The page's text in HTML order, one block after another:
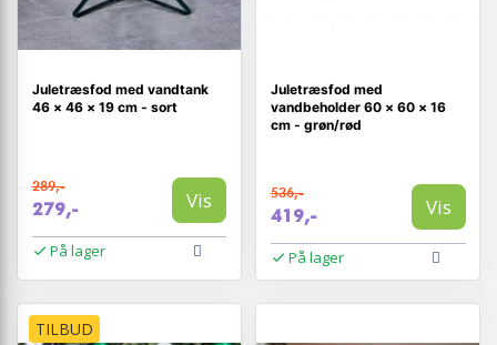
Juletræsfod med vandtank
46 × 46 × 19 cm - sort
289,-
279,- Vis
På lager
Juletræsfod med
vandbeholder 60 × 60 × 16
cm - grøn/rød
536,-
419,- Vis
På lager
TILBUD